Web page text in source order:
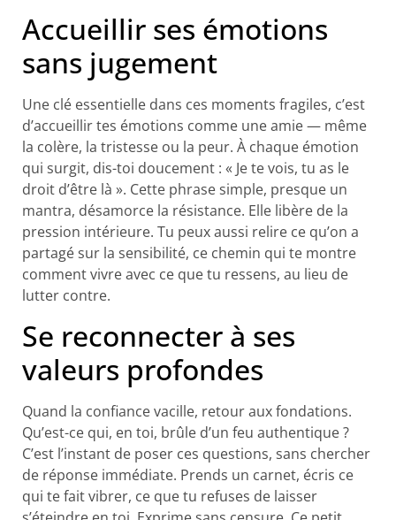
Accueillir ses émotions
sans jugement
Une clé essentielle dans ces moments fragiles, c’est
d’accueillir tes émotions comme une amie — même
la colère, la tristesse ou la peur. À chaque émotion
qui surgit, dis-toi doucement : « Je te vois, tu as le
droit d’être là ». Cette phrase simple, presque un
mantra, désamorce la résistance. Elle libère de la
pression intérieure. Tu peux aussi relire ce qu’on a
partagé sur la sensibilité, ce chemin qui te montre
comment vivre avec ce que tu ressens, au lieu de
lutter contre.
Se reconnecter à ses
valeurs profondes
Quand la confiance vacille, retour aux fondations.
Qu’est-ce qui, en toi, brûle d’un feu authentique ?
C’est l’instant de poser ces questions, sans chercher
de réponse immédiate. Prends un carnet, écris ce
qui te fait vibrer, ce que tu refuses de laisser